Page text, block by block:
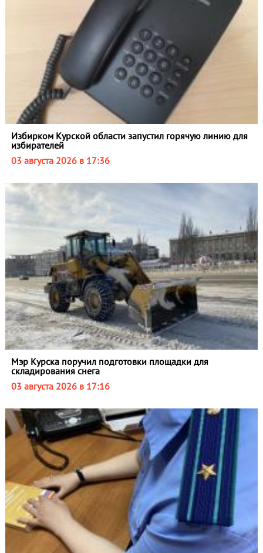
Избирком Курской области запустил горячую линию для
избирателей
03 августа 2026 в 17:36
Мэр Курска поручил подготовки площадки для
складирования снега
03 августа 2026 в 17:16